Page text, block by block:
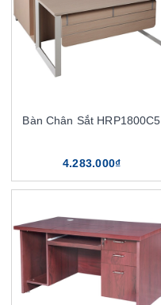
Bàn Chân Sắt HRP1800C5
4.283.000₫